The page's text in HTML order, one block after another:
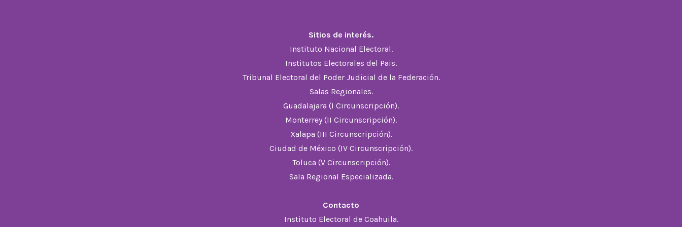
nueva
pestaña
una
nueva
pestaña
una
nueva
pestaña
nueva
pestaña
Sitios de interés.
Instituto Nacional Electoral.
Institutos Electorales del Pais.
Tribunal Electoral del Poder Judicial de la Federación.
Salas Regionales.
Guadalajara (I Circunscripción).
Monterrey (II Circunscripción).
Xalapa (III Circunscripción).
Ciudad de México (IV Circunscripción).
Toluca (V Circunscripción).
Sala Regional Especializada.
Contacto
Instituto Electoral de Coahuila.